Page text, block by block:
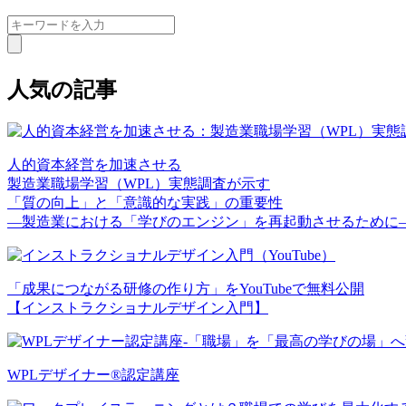
人気の記事
人的資本経営を加速させる
製造業職場学習（WPL）実態調査が示す
「質の向上」と「意識的な実践」の重要性
—製造業における「学びのエンジン」を再起動させるため
「成果につながる研修の作り方」をYouTubeで無料公開
【インストラクショナルデザイン入門】
WPLデザイナー®認定講座